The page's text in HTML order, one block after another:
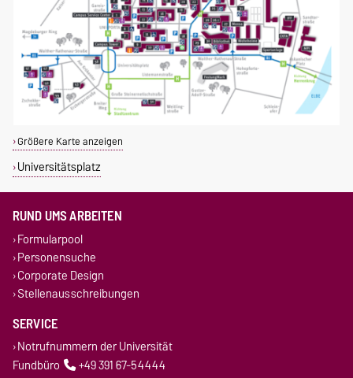
Größere Karte anzeigen
Universitätsplatz
RUND UMS ARBEITEN
Formularpool
Personensuche
Corporate Design
Stellenausschreibungen
SERVICE
Notrufnummern der Universität
Fundbüro
+49 391 67-54444